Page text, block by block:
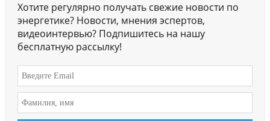
Хотите регулярно получать свежие новости по
энергетике? Новости, мнения эспертов,
видеоинтервью? Подпишитесь на нашу
бесплатную рассылку!